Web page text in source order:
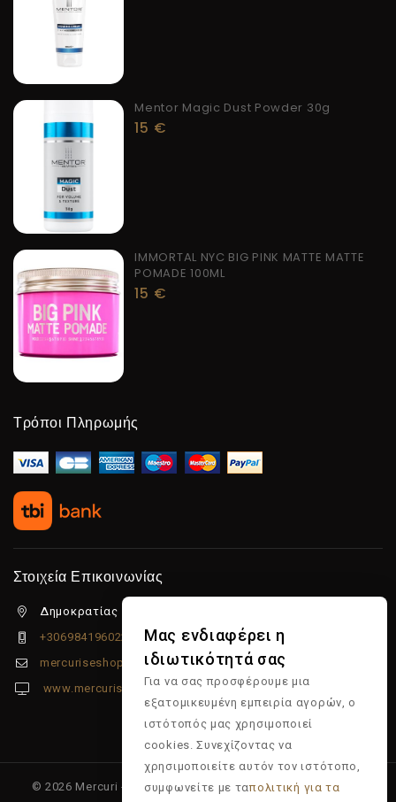
Mentor Magic Dust Powder 30g
15 €
IMMORTAL NYC BIG PINK MATTE MATTE
POMADE 100ML
15 €
Τρόποι Πληρωμής
Στοιχεία Επικοινωνίας
Δημοκρατίας 5β Λιμένας Χερσονήσου, 70014
+306984196022
mercuriseshop@gmail.com
www.mercuriseshop.gr
© 2026 Mercuri - Είδη κομμωτηρίου - Επώνυμα προϊόντα -
Μας ενδιαφέρει η
ιδιωτικότητά σας
Για να σας προσφέρουμε μια
εξατομικευμένη εμπειρία αγορών, ο
ιστότοπός μας χρησιμοποιεί
cookies. Συνεχίζοντας να
χρησιμοποιείτε αυτόν τον ιστότοπο,
συμφωνείτε με ταπολιτική για τα